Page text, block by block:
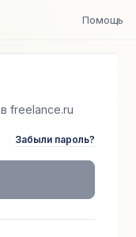
Помощь
freelance.ru
Забыли пароль?